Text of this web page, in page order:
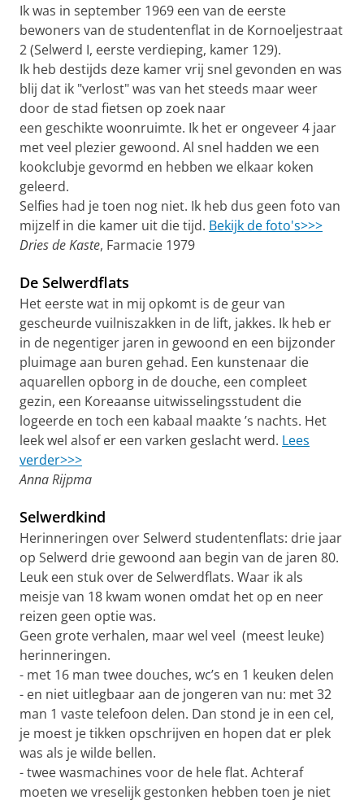
Ik was in september 1969 een van de eerste
bewoners van de studentenflat in de Kornoeljestraat
2 (Selwerd I, eerste verdieping, kamer 129).
Ik heb destijds deze kamer vrij snel gevonden en was
blij dat ik "verlost" was van het steeds maar weer
door de stad fietsen op zoek naar
een geschikte woonruimte. Ik het er ongeveer 4 jaar
met veel plezier gewoond. Al snel hadden we een
kookclubje gevormd en hebben we elkaar koken
geleerd.
Selfies had je toen nog niet. Ik heb dus geen foto van
mijzelf in die kamer uit die tijd. Bekijk de foto's>>>
Dries de Kaste, Farmacie 1979
De Selwerdflats
Het eerste wat in mij opkomt is de geur van
gescheurde vuilniszakken in de lift, jakkes. Ik heb er
in de negentiger jaren in gewoond en een bijzonder
pluimage aan buren gehad. Een kunstenaar die
aquarellen opborg in de douche, een compleet
gezin, een Koreaanse uitwisselingsstudent die
logeerde en toch een kabaal maakte ’s nachts. Het
leek wel alsof er een varken geslacht werd. Lees
verder>>>
Anna Rijpma
Selwerdkind
Herinneringen over Selwerd studentenflats: drie jaar
op Selwerd drie gewoond aan begin van de jaren 80.
Leuk een stuk over de Selwerdflats. Waar ik als
meisje van 18 kwam wonen omdat het op en neer
reizen geen optie was.
Geen grote verhalen, maar wel veel (meest leuke)
herinneringen.
- met 16 man twee douches, wc’s en 1 keuken delen
- en niet uitlegbaar aan de jongeren van nu: met 32
man 1 vaste telefoon delen. Dan stond je in een cel,
je moest je tikken opschrijven en hopen dat er plek
was als je wilde bellen.
- twee wasmachines voor de hele flat. Achteraf
moeten we vreselijk gestonken hebben toen je niet